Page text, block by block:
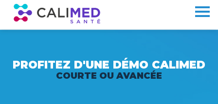
PROFITEZ D'UNE DÉMO CALIMED
COURTE OU AVANCÉE